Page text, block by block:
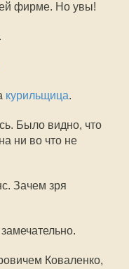
фирме. Но увы!
курильщица.
Было видно, что
ни во что не
Зачем зря
Коваленко,